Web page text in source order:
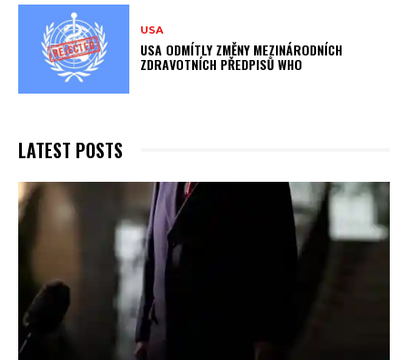
USA
USA ODMÍTLY ZMĚNY MEZINÁRODNÍCH
ZDRAVOTNÍCH PŘEDPISŮ WHO
LATEST POSTS